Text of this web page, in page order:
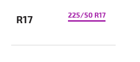
R17 225/50 R17